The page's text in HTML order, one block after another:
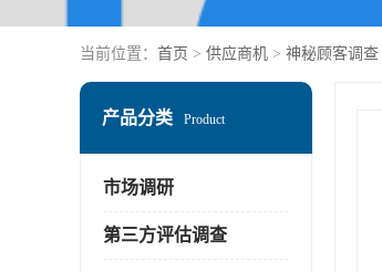
当前位置： 首页 > 供应商机 > 神秘顾客调查
产品分类 Product
市场调研
第三方评估调查